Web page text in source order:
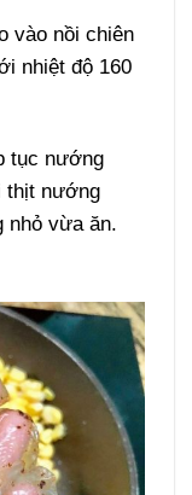
vào nồi chiên
nhiệt độ 160
tục nướng
thịt nướng
nhỏ vừa ăn.